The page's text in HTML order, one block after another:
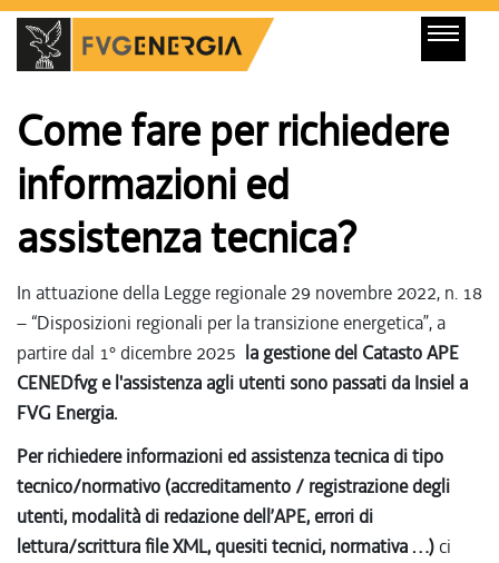
Come fare per richiedere
informazioni ed
assistenza tecnica?
In attuazione della Legge regionale 29 novembre 2022, n. 18
– “Disposizioni regionali per la transizione energetica”, a
partire dal 1° dicembre 2025 la gestione del Catasto APE
CENEDfvg e l'assistenza agli utenti sono passati da Insiel a
FVG Energia.
Per richiedere informazioni ed assistenza tecnica di tipo
tecnico/normativo (accreditamento / registrazione degli
utenti, modalità di redazione dell’APE, errori di
lettura/scrittura file XML, quesiti tecnici, normativa …)ci